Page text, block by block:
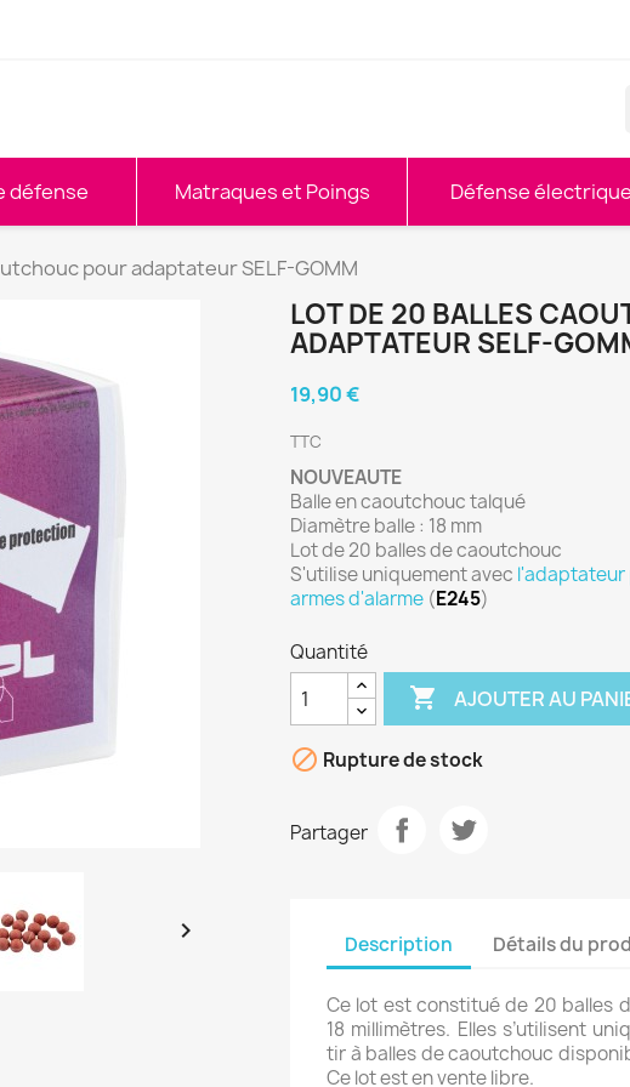
défense Matraques et Poings Défense électrique
pour adaptateur SELF-GOMM

LOT DE 20 BALLES
ADAPTATEUR SELF-
19,90 €
TTC
NOUVEAUTE
Balle en caoutchouc talqué
Diamètre balle : 18 mm
Lot de 20 balles de caoutchouc
S'utilise uniquement avec l'adaptateur
armes d'alarme (E245)
Quantité
 AJOUTER AU
 Rupture de stock
Partager
Description Détails du
Ce lot est constitué de 20 balles
18 millimètres. Elles s’utilisent
tir à balles de caoutchouc
Ce lot est en vente libre.